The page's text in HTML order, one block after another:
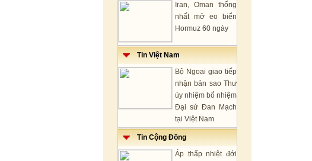
Iran, Oman thống
nhất mở eo biển
Hormuz 60 ngày
Tin Việt Nam
Bộ Ngoại giao tiếp
nhận bản sao Thư
ủy nhiệm bổ nhiệm
Đại sứ Đan Mạch
tại Việt Nam
Tin Cộng Đồng
Áp thấp nhiệt đới